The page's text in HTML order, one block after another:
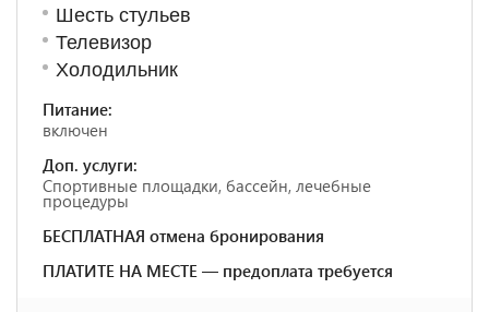
Шесть стульев
Телевизор
Холодильник
Питание:
включен
Доп. услуги:
Спортивные площадки, бассейн, лечебные
процедуры
БЕСПЛАТНАЯ отмена бронирования
ПЛАТИТЕ НА МЕСТЕ — предоплата требуется